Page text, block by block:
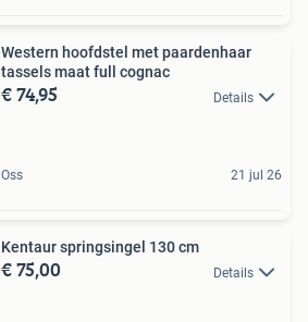
Western hoofdstel met paardenhaar
tassels maat full cognac
€ 74,95 Details
Oss 21 jul 26
Kentaur springsingel 130 cm
€ 75,00 Details